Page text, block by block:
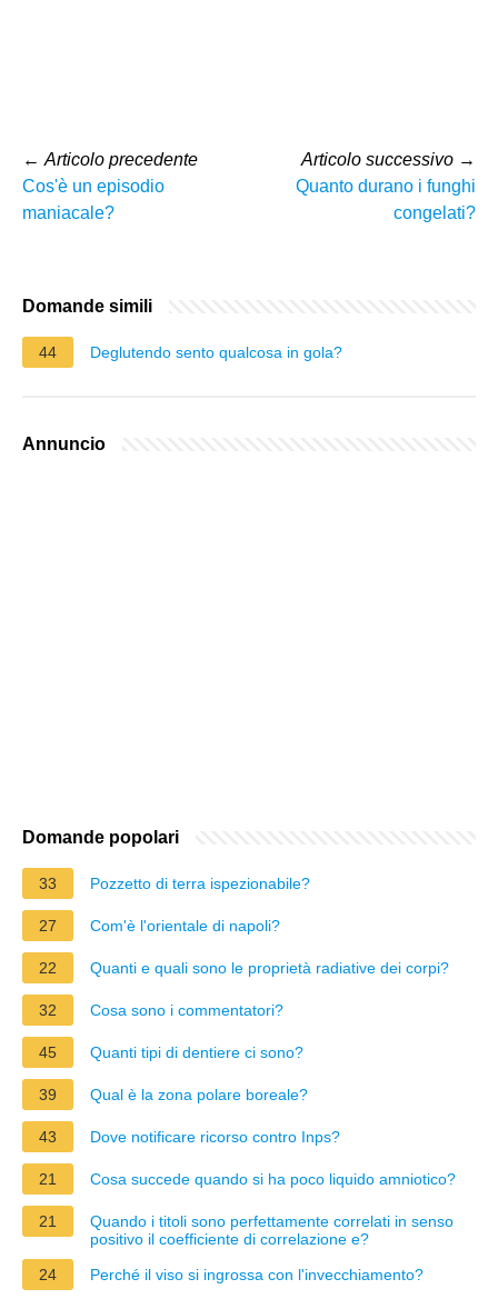
← Articolo precedente
Cos'è un episodio
maniacale?
Articolo successivo →
Quanto durano i funghi
congelati?
Domande simili
44 Deglutendo sento qualcosa in gola?
Annuncio
Domande popolari
33 Pozzetto di terra ispezionabile?
27 Com'è l'orientale di napoli?
22 Quanti e quali sono le proprietà radiative dei corpi?
32 Cosa sono i commentatori?
45 Quanti tipi di dentiere ci sono?
39 Qual è la zona polare boreale?
43 Dove notificare ricorso contro Inps?
21 Cosa succede quando si ha poco liquido amniotico?
21
Quando i titoli sono perfettamente correlati in senso
positivo il coefficiente di correlazione e?
24
Perché il viso si ingrossa con l'invecchiamento?